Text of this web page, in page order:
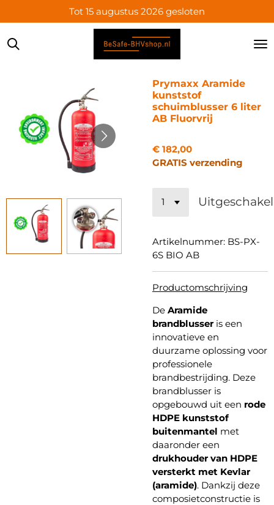
direct
naar
Tot 15 augustus 2026 gesloten
Prymaxx Aramide
kunststof
schuimblusser 6 liter
AB Fluorvrij
€ 182,00
GRATIS verzending
Artikelnummer: BS-PX-
6S BIO AB
Productomschrijving
De Aramide
brandblusseris een
innovatieve en
duurzame oplossing voor
professionele
brandbestrijding. Deze
brandblusser is
opgebouwd uit een rode
HDPE kunststof
buitenmantel met
daaronder een
drukhouder van HDPE
versterkt met Kevlar
(aramide). Dankzij deze
composietconstructie is